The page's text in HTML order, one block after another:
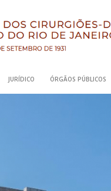
JURÍDICO ÓRGÃOS PÚBLICOS